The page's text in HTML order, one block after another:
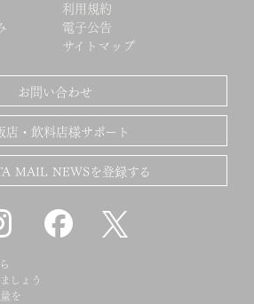
利用規約
電子公告
サイトマップ
お問い合わせ
店・飲料店様サポート
MAIL NEWSを登録する
しょう
を